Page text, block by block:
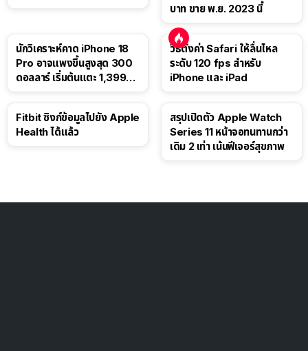
บาท ขาย พ.ย. 2023 นี้
นักวิเคราะห์คาด iPhone 18
Pro อาจแพงขึ้นสูงสุด 300
ดอลลาร์ เริ่มต้นแตะ 1,399
วิธีตั้งค่า Safari ให้ลื่นไหล
ระดับ 120 fps สำหรับ
iPhone และ iPad
Fitbit ซิงก์ข้อมูลไปยัง Apple
Health ได้แล้ว
สรุปเปิดตัว Apple Watch
Series 11 หน้าจอทนทานกว่า
เดิม 2 เท่า เน้นฟีเจอร์สุขภาพ